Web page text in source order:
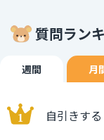
質問ラン
週間 月
自引きす